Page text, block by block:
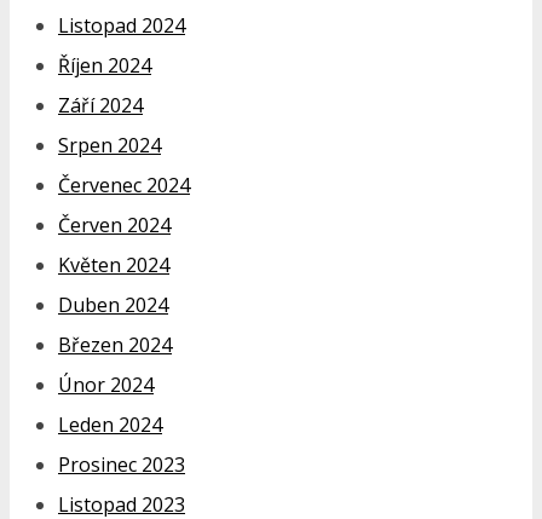
Listopad 2024
Říjen 2024
Září 2024
Srpen 2024
Červenec 2024
Červen 2024
Květen 2024
Duben 2024
Březen 2024
Únor 2024
Leden 2024
Prosinec 2023
Listopad 2023